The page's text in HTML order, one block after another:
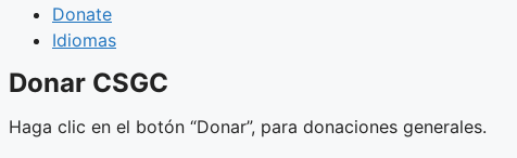
Donate
Idiomas
Donar CSGC​
Haga clic en el botón “Donar”, para donaciones generales.